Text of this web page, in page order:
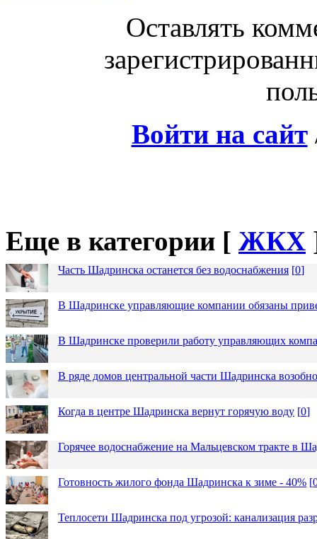
Оставлять
Войти на сайт
Еще в категории [ ЖКХ
Часть Шадринска останется без водоснабжения [0]
В Шадринске управляющие компании обязаны
В Шадринске проверили работу управляющих
В ряде домов центральной части Шадринска
Когда в центре Шадринска вернут горячую воду [0]
Горячее водоснабжение на Мальцевском тракте в
Готовность жилого фонда Шадринска к зиме - 40% [
Теплосети Шадринска под угрозой: канализация